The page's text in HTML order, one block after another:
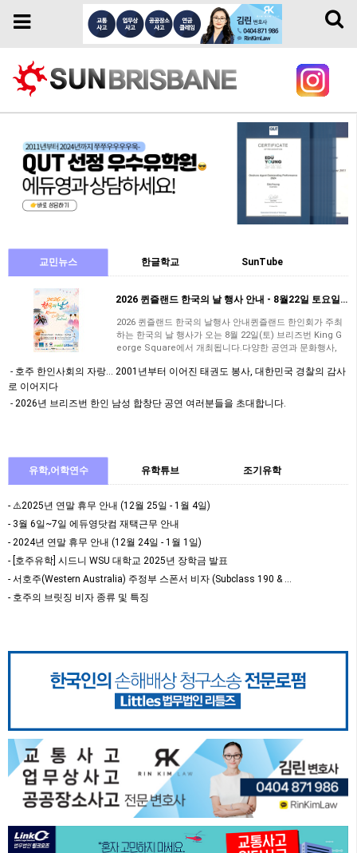
Toggle
Toggle
교민뉴스 한글학교 SunTube
2026 퀸즐랜드 한국의 날 행사 안내 - 8월22일 토요일/브리즈번 King George…
2026 퀸즐랜드 한국의 날행사 안내퀸즐랜드 한인회가 주최
하는 한국의 날 행사가 오는 8월 22일(토) ​브리즈번 King G
eorge Square에서 개최됩니다.다양한 공연과 문화행사,
호주 한인사회의 자랑… 2001년부터 이어진 태권도 봉사, 대한민국 경찰의 감사
로 이어지다
2026년 브리즈번 한인 남성 합창단 공연 여러분들을 초대합니다.
유학,어학연수 유학튜브 조기유학
- ⚠️2025년 연말 휴무 안내 (12월 25일 - 1월 4일)
- 3월 6일~7일 에듀영닷컴 재택근무 안내
- 2024년 연말 휴무 안내 (12월 24일 - 1월 1일)
- [호주유학] 시드니 WSU 대학교 2025년 장학금 발표
- 서호주(Western Australia) 주정부 스폰서 비자 (Subclass 190 & …
- 호주의 브릿징 비자 종류 및 특징